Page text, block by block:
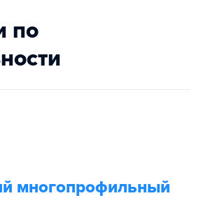
по
многопрофильный